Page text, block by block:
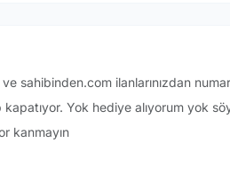
sahibinden.com ilanlarınızdan
Yok hediye alıyorum yok
kanmayın